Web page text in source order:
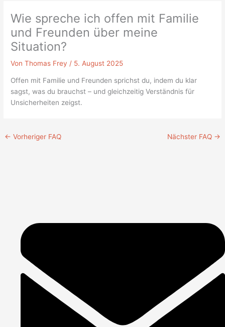
Wie spreche ich offen mit Familie
und Freunden über meine
Situation?
VonThomas Frey / 5. August 2025
Offen mit Familie und Freunden sprichst du, indem du klar
sagst, was du brauchst – und gleichzeitig Verständnis für
Unsicherheiten zeigst.
← Vorheriger FAQ Nächster FAQ →